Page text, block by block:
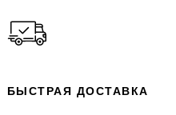
БЫСТРАЯ ДОСТАВКА